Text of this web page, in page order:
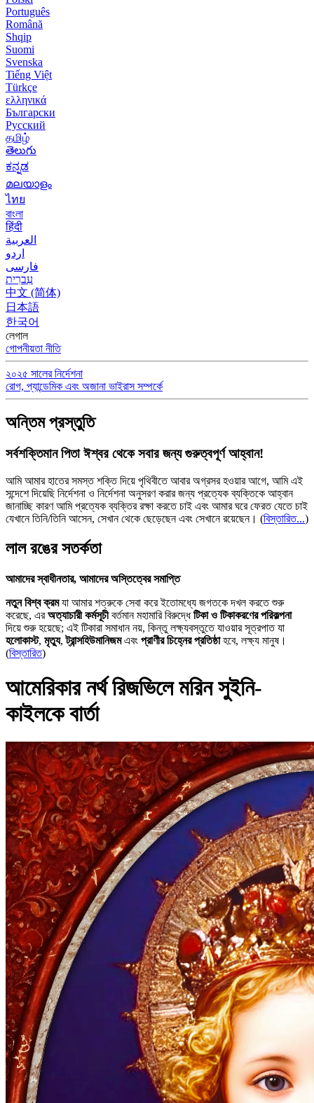
Português
Română
Shqip
Suomi
Svenska
Tiếng Việt
Türkçe
ελληνικά
Български
Русский
தமிழ்
తెలుగు
ಕನ್ನಡ
മലയാളം
ไทย
বাংলা
हिंदी
العربية
اردو
فارسی
עִברִית
中文 (简体)
日本語
한국어
লেগাল
গোপনীয়তা নীতি
২০২৫ সালের নির্দেশনা
রোগ, প্যান্ডেমিক এবং অজানা ভাইরাস সম্পর্কে
অন্তিম প্রস্তুতি
সর্বশক্তিমান পিতা ঈশ্বর থেকে সবার জন্য গুরুত্বপূর্ণ আহ্বান!
আমি আমার হাতের সমস্ত শক্তি দিয়ে পৃথিবীতে আবার অগ্রসর হওয়ার আগে, আমি এই
সন্দেশে দিয়েছি নির্দেশনা ও নির্দেশনা অনুসরণ করার জন্য প্রত্যেক ব্যক্তিকে আহ্বান
জানাচ্ছি কারণ আমি প্রত্যেক ব্যক্তির রক্ষা করতে চাই এবং আমার ঘরে ফেরত যেতে চাই
যেখানে তিনি/তিনি আসেন, সেখান থেকে ছেড়েছেন এবং সেখানে রয়েছেন। (বিস্তারিত...)
লাল রঙের সতর্কতা
আমাদের স্বাধীনতার, আমাদের অস্তিত্বের সমাপ্তি
নতুন বিশ্ব ক্রমযা আমার শত্রুকে সেবা করে ইতোমধ্যে জগতকে দখল করতে শুরু
করেছে, এরঅত্যাচারী কর্মসূচীবর্তমান মহামারি বিরুদ্ধেটিকা ও টিকাকরণের পরিকল্পনা
দিয়ে শুরু হয়েছে; এই টিকারা সমাধান নয়, কিন্তু লক্ষ্যবস্তুতে যাওয়ার সূত্রপাত যা
হলোকাস্ট, মৃত্যু,ট্রান্সহিউমানিজমএবং প্রাণীর চিহ্নের প্রতিষ্ঠাহবে, লক্ষ্য মানুষ।
(বিস্তারিত)
আমেরিকার নর্থ রিজভিলে মরিন সুইনি-
কাইলকে বার্তা